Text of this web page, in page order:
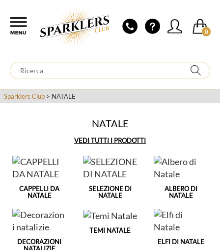
0
Sparklers Club > NATALE
NATALE
VEDI TUTTI I PRODOTTI
CAPPELLI DA
NATALE
SELEZIONE DI
NATALE
ALBERO DI
NATALE
DECORAZIONI
TEMI NATALE
ELFI DI NATALE